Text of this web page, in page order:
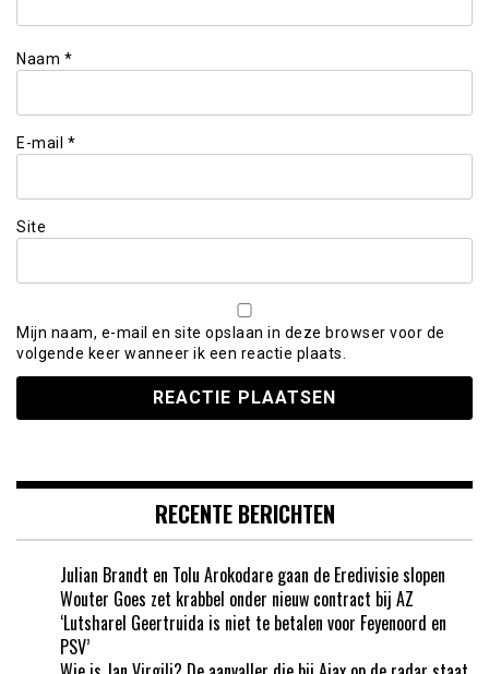
Naam *
E-mail *
Site
Mijn naam, e-mail en site opslaan in deze browser voor de
volgende keer wanneer ik een reactie plaats.
RECENTE BERICHTEN
Julian Brandt en Tolu Arokodare gaan de Eredivisie slopen
Wouter Goes zet krabbel onder nieuw contract bij AZ
‘Lutsharel Geertruida is niet te betalen voor Feyenoord en
PSV’